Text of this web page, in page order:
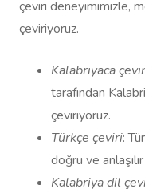
çeviri deneyimimizle,
çeviriyoruz.
Kalabriyaca
tarafından
çeviriyoruz.
Türkçe çeviri:
doğru ve
Kalabriya dil